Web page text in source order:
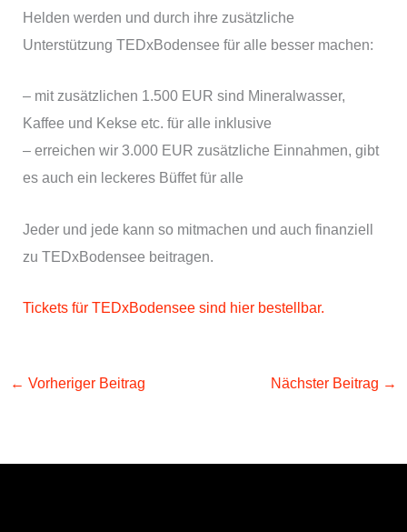
Helden werden und durch ihre zusätzliche
Unterstützung TEDxBodensee für alle besser machen:
– mit zusätzlichen 1.500 EUR sind Mineralwasser,
Kaffee und Kekse etc. für alle inklusive
– erreichen wir 3.000 EUR zusätzliche Einnahmen, gibt
es auch ein leckeres Büffet für alle
Jeder und jede kann so mitmachen und auch finanziell
zu TEDxBodensee beitragen.
Tickets für TEDxBodensee sind hier bestellbar.
← Vorheriger Beitrag Nächster Beitrag →